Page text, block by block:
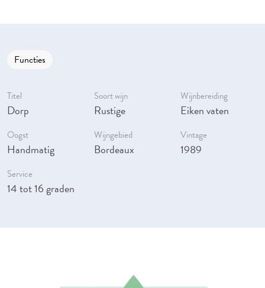
Functies
Titel
Dorp
Soort wijn
Rustige
Wijnbereiding
Eiken vaten
Oogst
Handmatig
Wijngebied
Bordeaux
Vintage
1989
Service
14 tot 16 graden